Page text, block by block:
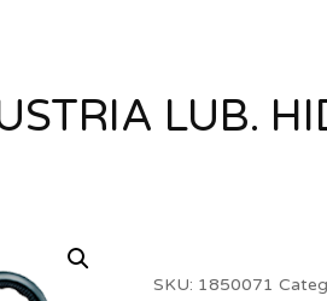
LUB.
SKU: 1850071